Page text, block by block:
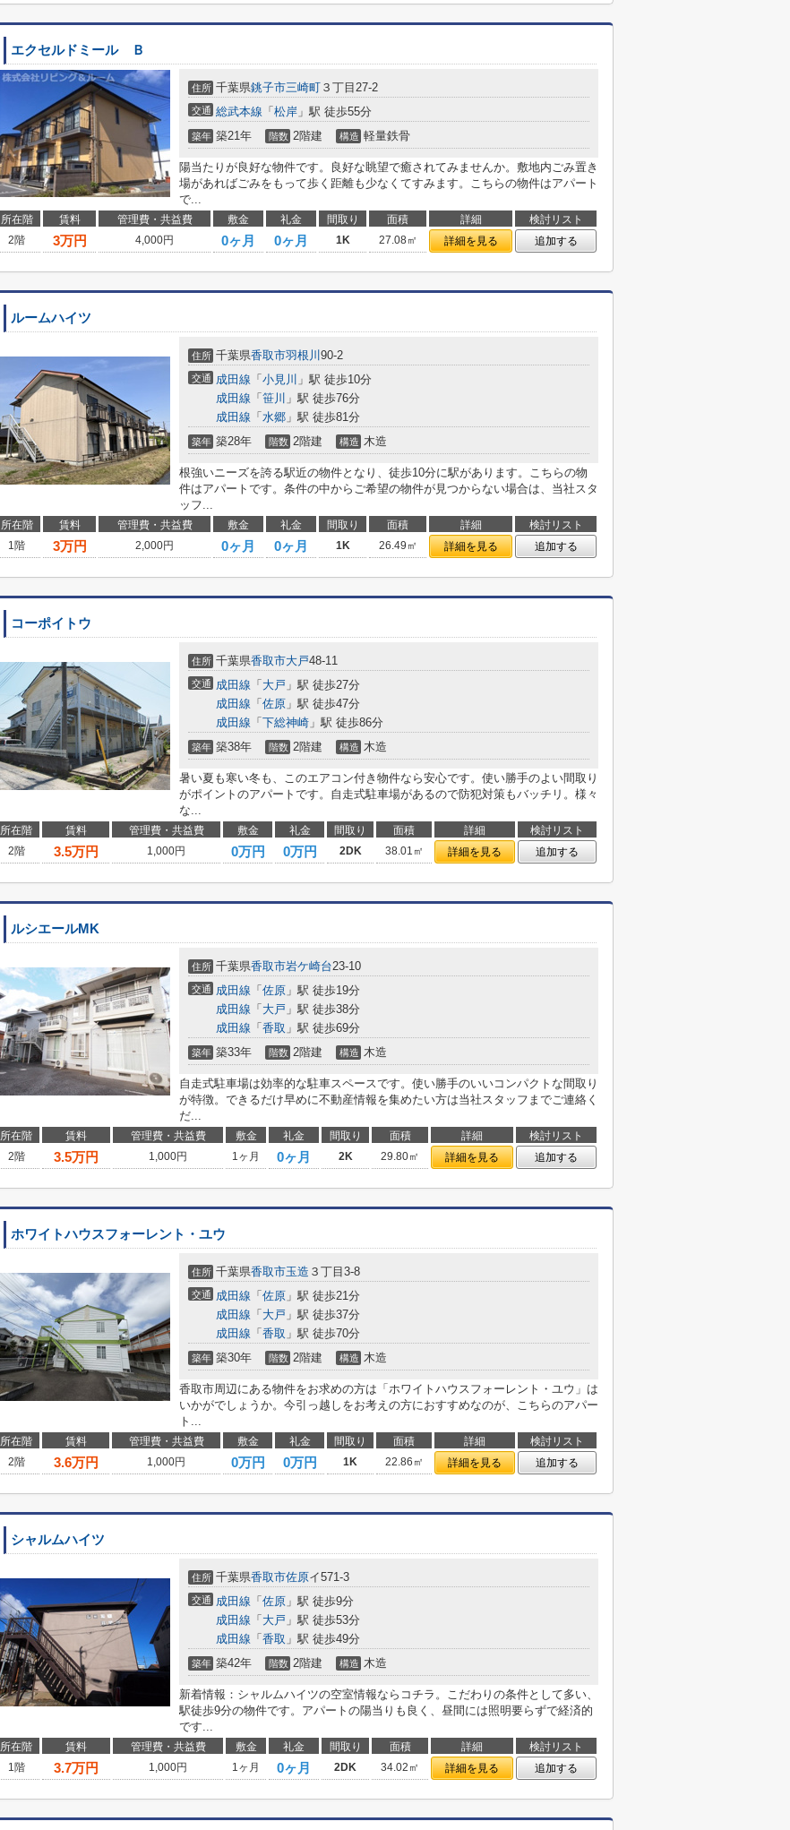
エクセルドミール Ｂ
住所 千葉県銚子市三崎町 ３丁目27-2
交通 総武本線 「 松岸 」駅 徒歩55分
築年 築21年 階数 2階建 構造 軽量鉄骨
陽当たりが良好な物件です。良好な眺望で癒されてみませんか。敷地内ごみ置き
場があればごみをもって歩く距離も少なくてすみます。こちらの物件はアパート
で...
所在階 賃料 管理費・共益費 敷金 礼金 間取り 面積 詳細
検討リスト
2階
3万円 4,000円 0ヶ月 0ヶ月 1K 27.08㎡ 詳細を見る 追加する
ルームハイツ
住所 千葉県香取市羽根川 90-2
交通 成田線 「 小見川 」駅 徒歩10分
成田線 「 笹川 」駅 徒歩76分
成田線 「 水郷 」駅 徒歩81分
築年 築28年 階数 2階建 構造 木造
根強いニーズを誇る駅近の物件となり、徒歩10分に駅があります。こちらの物
件はアパートです。条件の中からご希望の物件が見つからない場合は、当社スタ
ッフ...
所在階 賃料 管理費・共益費 敷金 礼金 間取り 面積 詳細
検討リスト
1階
3万円 2,000円 0ヶ月 0ヶ月 1K 26.49㎡ 詳細を見る 追加する
コーポイトウ
住所 千葉県香取市大戸48-11
交通 成田線 「 大戸 」駅 徒歩27分
成田線 「 佐原 」駅 徒歩47分
成田線 「 下総神崎 」駅 徒歩86分
築年 築38年 階数 2階建 構造 木造
暑い夏も寒い冬も、このエアコン付き物件なら安心です。使い勝手のよい間取り
がポイントのアパートです。自走式駐車場があるので防犯対策もバッチリ。様々
な...
所在階 賃料 管理費・共益費 敷金 礼金 間取り 面積 詳細
検討リスト
2階
3.5万円 1,000円 0万円 0万円 2DK 38.01㎡ 詳細を見る 追加する
ルシエールMK
住所 千葉県香取市岩ケ崎台23-10
交通 成田線 「 佐原 」駅 徒歩19分
成田線 「 大戸 」駅 徒歩38分
成田線 「 香取 」駅 徒歩69分
築年 築33年 階数 2階建 構造 木造
自走式駐車場は効率的な駐車スペースです。使い勝手のいいコンパクトな間取り
が特徴。できるだけ早めに不動産情報を集めたい方は当社スタッフまでご連絡く
だ...
所在階 賃料 管理費・共益費 敷金 礼金 間取り 面積 詳細
検討リスト
2階
3.5万円 1,000円 1ヶ月 0ヶ月 2K 29.80㎡ 詳細を見る 追加する
ホワイトハウスフォーレント・ユウ
住所 千葉県香取市玉造 ３丁目3-8
交通 成田線 「 佐原 」駅 徒歩21分
成田線 「 大戸 」駅 徒歩37分
成田線 「 香取 」駅 徒歩70分
築年 築30年 階数 2階建 構造 木造
香取市周辺にある物件をお求めの方は「ホワイトハウスフォーレント・ユウ」は
いかがでしょうか。今引っ越しをお考えの方におすすめなのが、こちらのアパー
ト...
所在階 賃料 管理費・共益費 敷金 礼金 間取り 面積 詳細
検討リスト
2階
3.6万円 1,000円 0万円 0万円 1K 22.86㎡ 詳細を見る 追加する
シャルムハイツ
住所 千葉県香取市佐原イ571-3
交通 成田線 「 佐原 」駅 徒歩9分
成田線 「 大戸 」駅 徒歩53分
成田線 「 香取 」駅 徒歩49分
築年 築42年 階数 2階建 構造 木造
新着情報：シャルムハイツの空室情報ならコチラ。こだわりの条件として多い、
駅徒歩9分の物件です。アパートの陽当りも良く、昼間には照明要らずで経済的
です...
所在階 賃料 管理費・共益費 敷金 礼金 間取り 面積 詳細
検討リスト
1階
3.7万円 1,000円 1ヶ月 0ヶ月 2DK 34.02㎡ 詳細を見る 追加する